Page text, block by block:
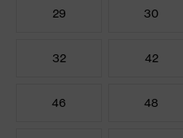
29 30
32 42
46 48